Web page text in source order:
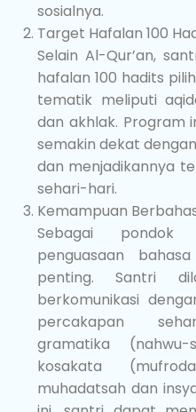
sosialnya.
Target Hafalan 100
Selain Al-Qur’an,
hafalan 100 hadits
tematik meliputi
dan akhlak. Program
semakin dekat
dan menjadikannya
sehari-hari.
Kemampuan
Sebagai pondok
penguasaan
penting. Santri
berkomunikasi
percakapan
gramatika (nahwu-
kosakata
muhadatsah dan